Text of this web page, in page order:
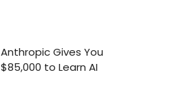
Anthropic Gives You
$85,000 to Learn AI